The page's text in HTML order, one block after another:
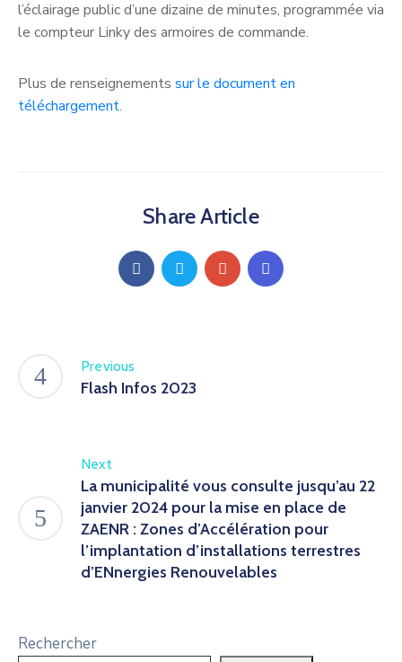
l’éclairage public d’une dizaine de minutes, programmée via
le compteur Linky des armoires de commande.
Plus de renseignements sur le document en
téléchargement.
Share Article
Previous
Flash Infos 2023
Next
La municipalité vous consulte jusqu’au 22
janvier 2024 pour la mise en place de
ZAENR : Zones d’Accélération pour
l’implantation d’installations terrestres
d’ENnergies Renouvelables
Rechercher